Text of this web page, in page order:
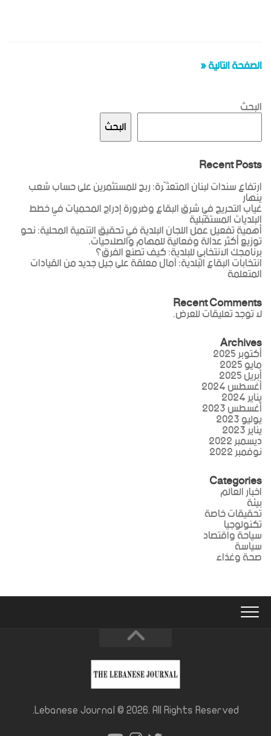
الصفحة التالية «
البحث
البحث
Recent Posts
ارتفاع سندات لبنان المتعثّرة: ربح للمستثمرين على حساب شعب
ينهار
غياب التحريج في شرق البقاع وضرورة إدراج المحميات في خطط
البلديات المستقبلية
أهمية تفعيل عمل اللجان البلدية في تحقيق التنمية المحلية: نحو
توزيع أكثر عدالة وفعالية للمهام والصلاحيات.
برنامجك الانتخابي للبلدية: كيف تصنع الفرق؟
انتخابات البقاع البلدية: آمال معلقة على جيل جديد من القيادات
المتعلمة
Recent Comments
لا توجد تعليقات للعرض.
Archives
أكتوبر 2025
مايو 2025
أبريل 2025
أغسطس 2024
يناير 2024
أغسطس 2023
يوليو 2023
يناير 2023
ديسمبر 2022
نوفمبر 2022
Categories
اخبار العالم
بيئة
تحقيقات خاصة
تكنولوجيا
سياحة واقتصاد
سياسة
صحة وغذاء
Lebanese Journal © 2026. All Rights Reserved.